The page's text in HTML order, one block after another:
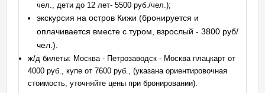
чел., дети до 12 лет- 5500 руб./чел.);
экскурсия на остров Кижи (бронируется и
оплачивается вместе с туром, взрослый - 3800 руб/
чел.).
ж/д билеты: Москва - Петрозаводск - Москва плацкарт от
4000 руб., купе от 7600 руб., (указана ориентировочная
стоимость, уточняйте цены при бронировании).